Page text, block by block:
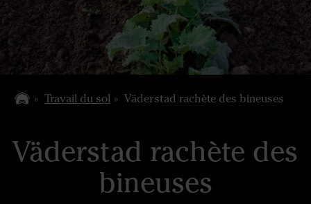
Travail du sol Väderstad rachète des bineuses
Väderstad rachète des
bineuses